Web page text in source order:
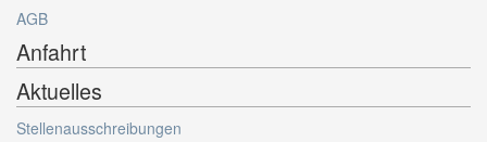
AGB
Anfahrt
Aktuelles
Stellenausschreibungen